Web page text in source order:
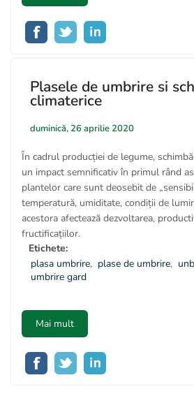
Plasele de umbrire si
climaterice
duminică, 26 aprilie 2020
În cadrul producției de legume,
un impact semnificativ în primul rând
plantelor care sunt deosebit de
temperatură, umiditate, condiții de
acestora afectează dezvoltarea,
fructificațiilor.
Etichete:
plasa umbrire, plase de umbrire,
umbrire gard
Mai mult